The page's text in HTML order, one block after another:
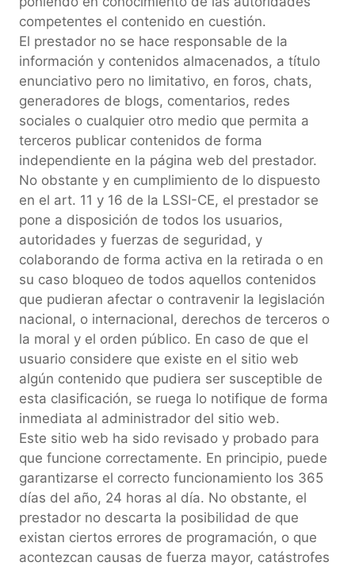
competentes el contenido en cuestión.
El prestador no se hace responsable de la
información y contenidos almacenados, a título
enunciativo pero no limitativo, en foros, chats,
generadores de blogs, comentarios, redes
sociales o cualquier otro medio que permita a
terceros publicar contenidos de forma
independiente en la página web del prestador.
No obstante y en cumplimiento de lo dispuesto
en el art. 11 y 16 de la LSSI-CE, el prestador se
pone a disposición de todos los usuarios,
autoridades y fuerzas de seguridad, y
colaborando de forma activa en la retirada o en
su caso bloqueo de todos aquellos contenidos
que pudieran afectar o contravenir la legislación
nacional, o internacional, derechos de terceros o
la moral y el orden público. En caso de que el
usuario considere que existe en el sitio web
algún contenido que pudiera ser susceptible de
esta clasificación, se ruega lo notifique de forma
inmediata al administrador del sitio web.
Este sitio web ha sido revisado y probado para
que funcione correctamente. En principio, puede
garantizarse el correcto funcionamiento los 365
días del año, 24 horas al día. No obstante, el
prestador no descarta la posibilidad de que
existan ciertos errores de programación, o que
acontezcan causas de fuerza mayor, catástrofes